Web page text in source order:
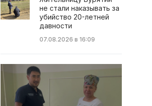
не стали наказывать за
убийство 20-летней
давности
07.08.2026 в 16:09